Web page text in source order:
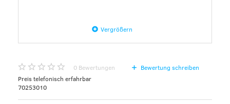
Vergrößern
0 Bewertungen
Bewertung schreiben
Preis telefonisch erfahrbar
70253010